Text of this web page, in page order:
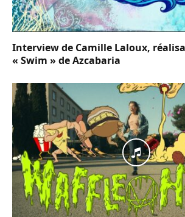
Interview de Camille Laloux,
« Swim » de Azcabaria